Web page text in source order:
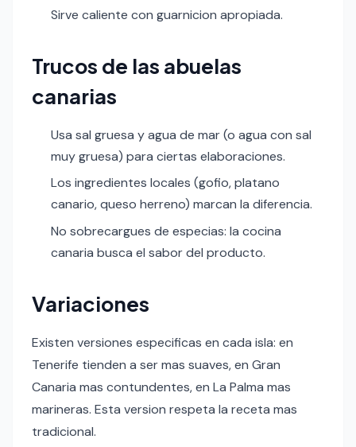
Sirve caliente con guarnicion apropiada.
Trucos de las abuelas
canarias
Usa sal gruesa y agua de mar (o agua con sal
muy gruesa) para ciertas elaboraciones.
Los ingredientes locales (gofio, platano
canario, queso herreno) marcan la diferencia.
No sobrecargues de especias: la cocina
canaria busca el sabor del producto.
Variaciones
Existen versiones especificas en cada isla: en
Tenerife tienden a ser mas suaves, en Gran
Canaria mas contundentes, en La Palma mas
marineras. Esta version respeta la receta mas
tradicional.